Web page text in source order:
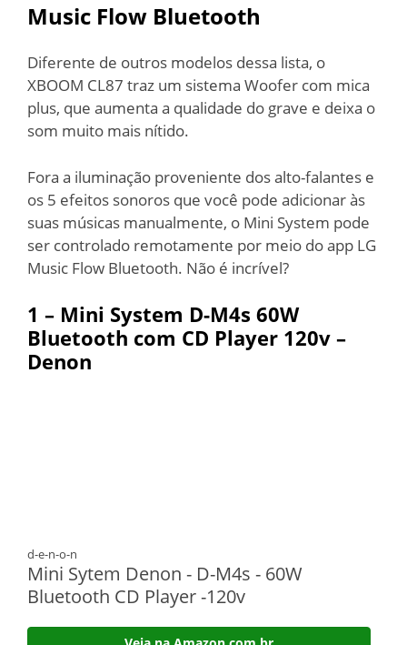
Music Flow Bluetooth
Diferente de outros modelos dessa lista, o
XBOOM CL87 traz um sistema Woofer com mica
plus, que aumenta a qualidade do grave e deixa o
som muito mais nítido.
Fora a iluminação proveniente dos alto-falantes e
os 5 efeitos sonoros que você pode adicionar às
suas músicas manualmente, o Mini System pode
ser controlado remotamente por meio do app LG
Music Flow Bluetooth. Não é incrível?
1 – Mini System D-M4s 60W
Bluetooth com CD Player 120v –
Denon
d-e-n-o-n
Mini Sytem Denon - D-M4s - 60W
Bluetooth CD Player -120v